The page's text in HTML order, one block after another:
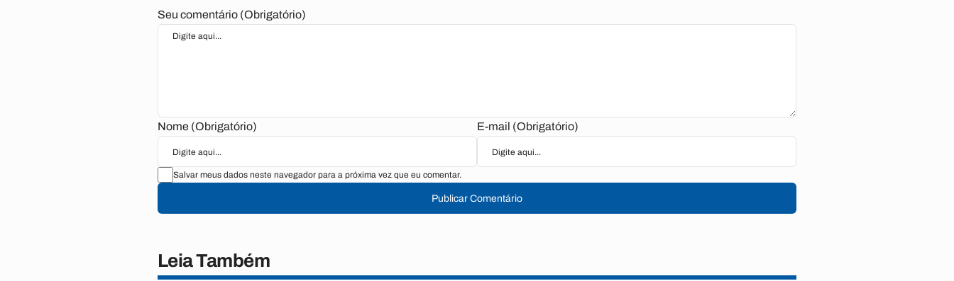
Seu comentário (Obrigatório)
Nome (Obrigatório) E-mail (Obrigatório)
Salvar meus dados neste navegador para a próxima vez que eu comentar.
Publicar Comentário
Leia Também